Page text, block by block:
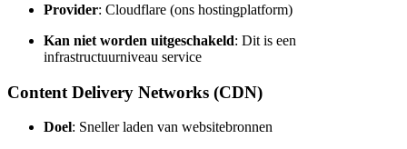
Provider: Cloudflare (ons hostingplatform)
Kan niet worden uitgeschakeld: Dit is een
infrastructuurniveau service
Content Delivery Networks (CDN)
Doel: Sneller laden van websitebronnen